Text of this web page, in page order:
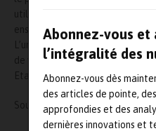
Abonnez-vous et
l’intégralité des
Abonnez-vous dès
des articles de pointe,
approfondies et des
dernières innovations et
utilisateurs à lancer le processus
ensuite divers diagnostics et
L’unité a été développée pour
de variables de soudage
Etalonnage automatique,
Source :https://